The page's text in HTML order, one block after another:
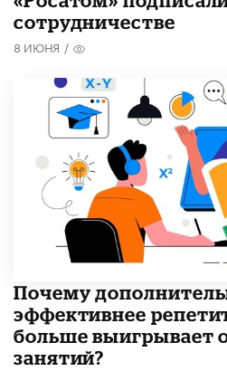
сотрудничестве
8 ИЮНЯ /
​Почему
эффективнее
больше выигрывает
занятий?